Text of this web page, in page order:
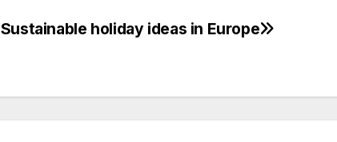
Sustainable holiday ideas in Europe